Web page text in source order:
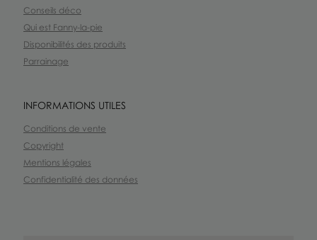
Conseils déco
Qui est Fanny-la-pie
Disponibilités des produits
Parrainage
INFORMATIONS UTILES
Conditions de vente
Copyright
Mentions légales
Confidentialité des données